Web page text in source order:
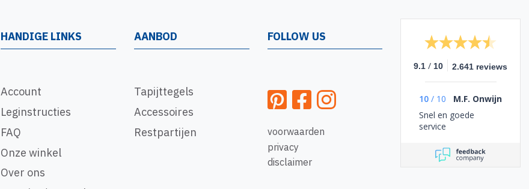
HANDIGE LINKS
Account
Leginstructies
FAQ
Onze winkel
Over ons
AANBOD
Tapijttegels
Accessoires
Restpartijen
FOLLOW US
voorwaarden
privacy
disclaimer
9.1 / 10 2.641 reviews
10 / 10
M.F. Onwijn
Snel en goede
service